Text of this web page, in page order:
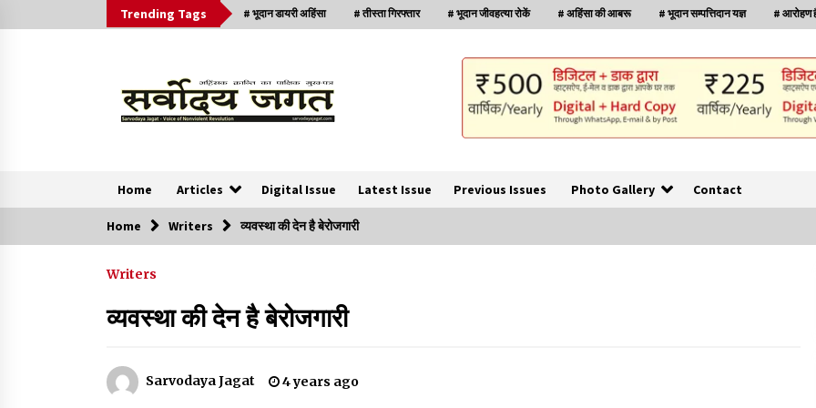
Trending Tags # भूदान डायरी अहिंसा # तीस्ता गिरफ्तार # भूदान जीवहत्या रोकें # अहिंसा की आबरू # भूदान सम्पत्तिदान यज्ञ # आरोहण
Home Articles Digital Issue Latest Issue Previous Issues Photo Gallery Contact
News
2 years ago
सर्व सेवा संघ मुख्यालय में मनाई गई ज्योति बा फुले जयंती
Home Writers व्यवस्था की देन है बेरोजगारी
Writers
व्यवस्था की देन है बेरोजगारी
Sarvodaya Jagat 4 years ago